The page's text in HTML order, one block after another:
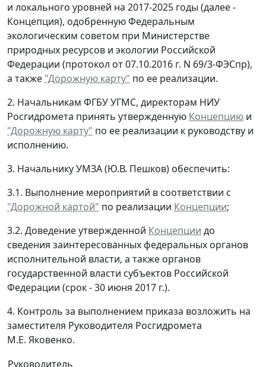
и локального уровней на 2017-2025 годы (далее -
Концепция), одобренную Федеральным
экологическим советом при Министерстве
природных ресурсов и экологии Российской
Федерации (протокол от 07.10.2016 г. N 69/3-ФЭСпр),
а также "Дорожную карту" по ее реализации.
2. Начальникам ФГБУ УГМС, директорам НИУ
Росгидромета принять утвержденную Концепцию и
"Дорожную карту" по ее реализации к руководству и
исполнению.
3. Начальнику УМЗА (Ю.В. Пешков) обеспечить:
3.1. Выполнение мероприятий в соответствии с
"Дорожной картой" по реализации Концепции;
3.2. Доведение утвержденной Концепции до
сведения заинтересованных федеральных органов
исполнительной власти, а также органов
государственной власти субъектов Российской
Федерации (срок - 30 июня 2017 г.).
4. Контроль за выполнением приказа возложить на
заместителя Руководителя Росгидромета
М.Е. Яковенко.
Руководитель